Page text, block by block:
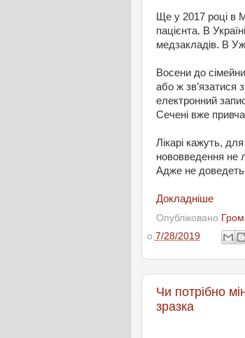
Ще у 2017 році в
пацієнта. В
медзакладів. В
Восени до
або ж зв’язатися
електронний
Сечені вже
Лікарі кажуть,
нововведення не
Адже не
Докладніше
Опубліковано
о 7/28/2019
Чи потрібно
зразка